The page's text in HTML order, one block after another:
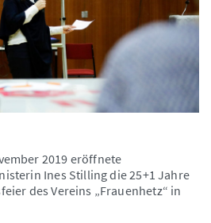
2019 eröffnete
Ines Stilling die 25+1 Jahre
des Vereins „Frauenhetz“ in